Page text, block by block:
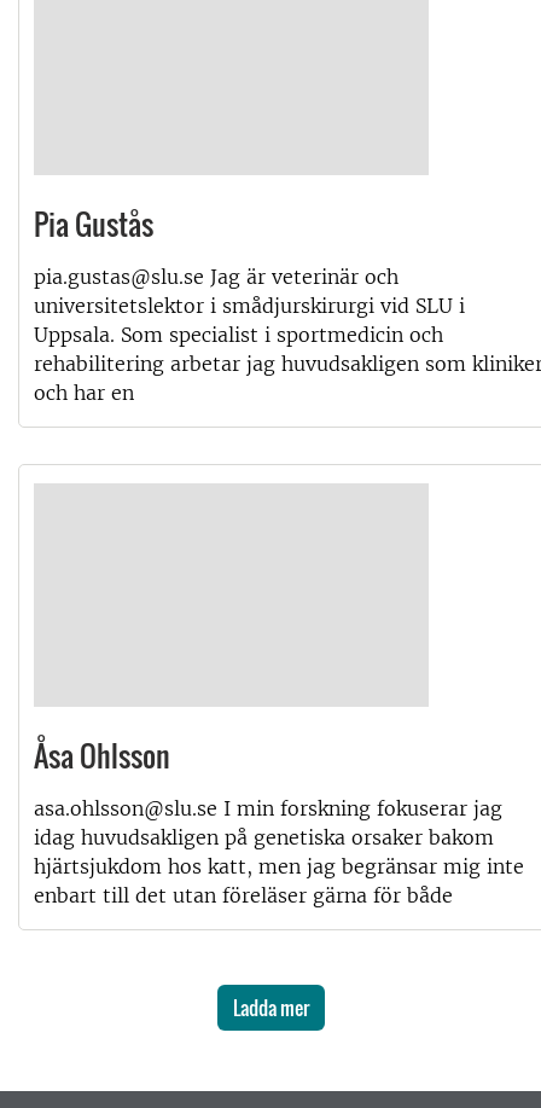
Pia Gustås
pia.gustas@slu.se Jag är veterinär och
universitetslektor i smådjurskirurgi vid SLU i
Uppsala. Som specialist i sportmedicin och
rehabilitering arbetar jag huvudsakligen som
och har en
Åsa Ohlsson
asa.ohlsson@slu.se I min forskning fokuserar jag
idag huvudsakligen på genetiska orsaker bakom
hjärtsjukdom hos katt, men jag begränsar mig inte
enbart till det utan föreläser gärna för både
Ladda mer